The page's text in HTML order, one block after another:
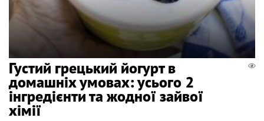
Густий грецький йогурт в
домашніх умовах: усього 2
інгредієнти та жодної зайвої
хімії